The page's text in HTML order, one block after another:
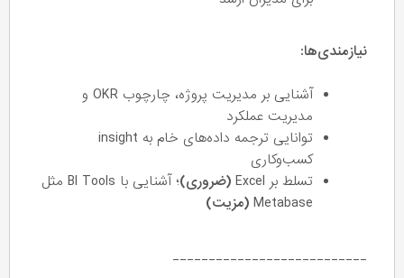
نیازمندی‌ها:
آشنایی بر مدیریت پروژه، چارچوب OKR و
مدیریت عملکرد
توانایی ترجمه داده‌های خام به insight
کسب‌وکاری
تسلط بر Excel
(ضروری)
؛ آشنایی با BI Tools مثل
Metabase (مزیت)
___________________________